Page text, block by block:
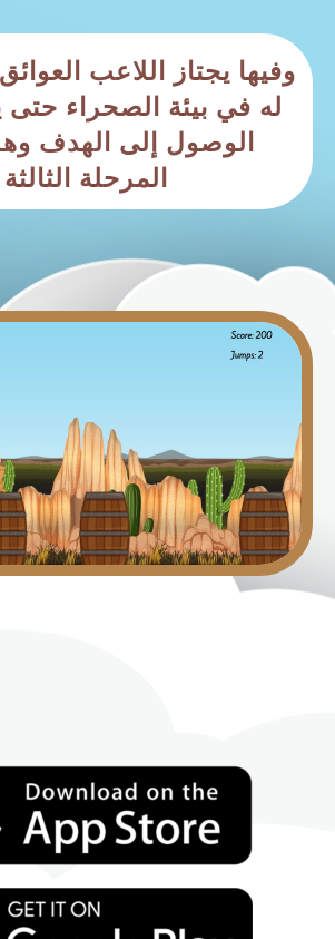
وفيها يجتاز اللاعب
له في بيئة الصحراء حتى
الوصول إلى الهدف وهو
المرحلة الثالثة